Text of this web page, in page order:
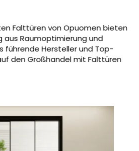
Falttüren von Opuomen bieten
aus Raumoptimierung und
führende Hersteller und Top-
den Großhandel mit Falttüren